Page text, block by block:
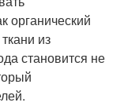
органический
из
становится не